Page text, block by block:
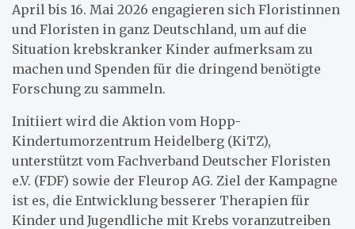
April bis 16. Mai 2026 engagieren sich Floristinnen
und Floristen in ganz Deutschland, um auf die
Situation krebskranker Kinder aufmerksam zu
machen und Spenden für die dringend benötigte
Forschung zu sammeln.
Initiiert wird die Aktion vom Hopp-
Kindertumorzentrum Heidelberg (KiTZ),
unterstützt vom Fachverband Deutscher Floristen
e.V. (FDF) sowie der Fleurop AG. Ziel der Kampagne
ist es, die Entwicklung besserer Therapien für
Kinder und Jugendliche mit Krebs voranzutreiben